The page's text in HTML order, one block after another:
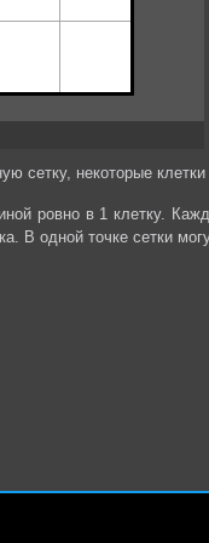
сетку, некоторые
ровно в 1 клетку.
В одной точке сетки